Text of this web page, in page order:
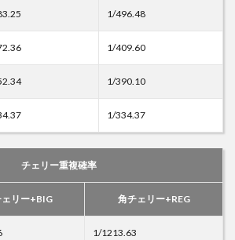
1/496.48
1/409.60
1/390.10
1/334.37
チェリー重複確率
リー+BIG 角チェリー+REG
1/1213.63